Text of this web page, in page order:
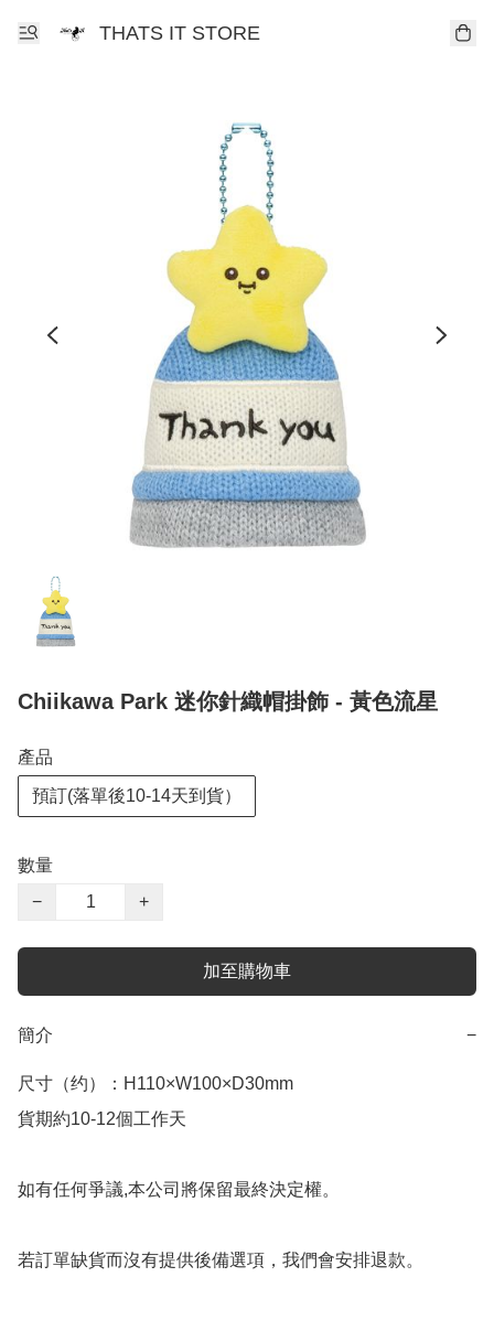
THATS IT STORE
Chiikawa Park 迷你針織帽掛飾 - 黃色流星
產品
預訂(落單後10-14天到貨）
數量
−
+
加至購物車
簡介 −
尺寸（约）：H110×W100×D30mm
貨期約10-12個工作天
如有任何爭議,本公司將保留最終決定權。
若訂單缺貨而沒有提供後備選項，我們會安排退款。